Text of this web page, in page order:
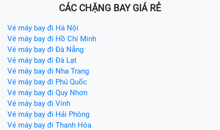
CÁC CHẶNG BAY GIÁ RẺ
Vé máy bay đi Hà Nội
Vé máy bay đi Hồ Chí Minh
Vé máy bay đi Đà Nẵng
Vé máy bay đi Đà Lạt
Vé máy bay đi Nha Trang
Vé máy bay đi Phú Quốc
Vé máy bay đi Quy Nhơn
Vé máy bay đi Vinh
Vé máy bay đi Hải Phòng
Vé máy bay đi Thanh Hóa